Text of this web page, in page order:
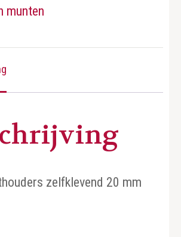
munten
zelfklevend 20 mm